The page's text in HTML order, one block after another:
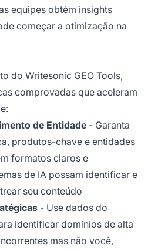
equipes obtém insights
começar a otimização na
do Writesonic GEO Tools,
comprovadas que aceleram
de Entidade - Garanta
produtos-chave e entidades
formatos claros e
de IA possam identificar e
seu conteúdo
- Use dados do
identificar domínios de alta
mas não você,